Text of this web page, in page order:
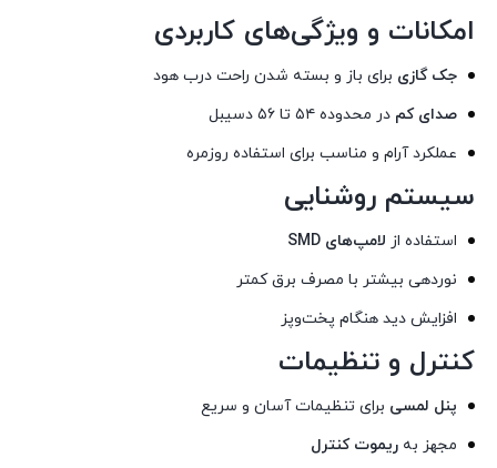
امکانات و ویژگی‌های کاربردی
جک گازی برای باز و بسته شدن راحت درب هود
صدای کم در محدوده ۵۴ تا ۵۶ دسیبل
عملکرد آرام و مناسب برای استفاده روزمره
سیستم روشنایی
استفاده از لامپ‌های SMD
نوردهی بیشتر با مصرف برق کمتر
افزایش دید هنگام پخت‌وپز
کنترل و تنظیمات
پنل لمسی برای تنظیمات آسان و سریع
مجهز به ریموت کنترل